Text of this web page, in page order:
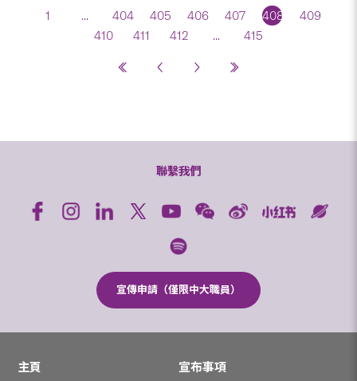
1 ... 404 405 406 407 408
409
410
411 412 ... 415
聯繫我們
宣傳申請（僅限中大職員）
主頁
宣布事項